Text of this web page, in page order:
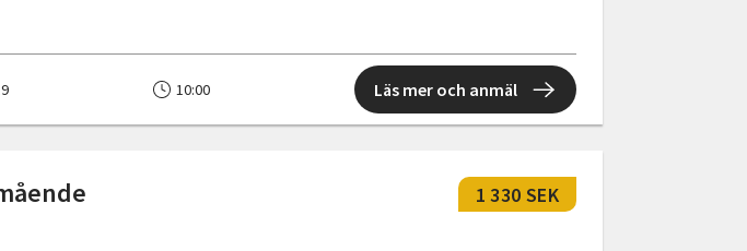
10:00 Läs mer och anmäl
1 330 SEK